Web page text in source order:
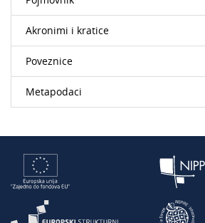
Akronimi i kratice
Poveznice
Metapodaci